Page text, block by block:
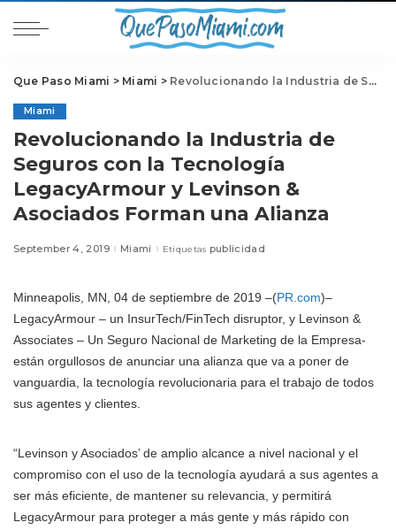
Que Paso Miami > Miami > Revolucionando la Industria de Seguros con la Tecnología LegacyArmour y Levinson & Asociados Forman una Alianza
Miami
Revolucionando la Industria de
Seguros con la Tecnología
LegacyArmour y Levinson &
Asociados Forman una Alianza
September 4, 2019 Miami Etiquetas publicidad
Minneapolis, MN, 04 de septiembre de 2019 –(PR.com)–
LegacyArmour – un InsurTech/FinTech disruptor, y Levinson &
Associates – Un Seguro Nacional de Marketing de la Empresa-
están orgullosos de anunciar una alianza que va a poner de
vanguardia, la tecnología revolucionaria para el trabajo de todos
sus agentes y clientes.
“Levinson y Asociados’ de amplio alcance a nivel nacional y el
compromiso con el uso de la tecnología ayudará a sus agentes a
ser más eficiente, de mantener su relevancia, y permitirá
LegacyArmour para proteger a más gente y más rápido con